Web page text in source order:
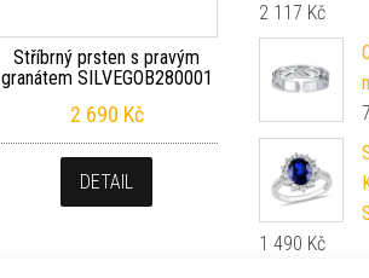
Stříbrný prsten s pravým
granátem SILVEGOB280001
2 690 Kč
DETAIL
2 117 Kč
1 490 Kč